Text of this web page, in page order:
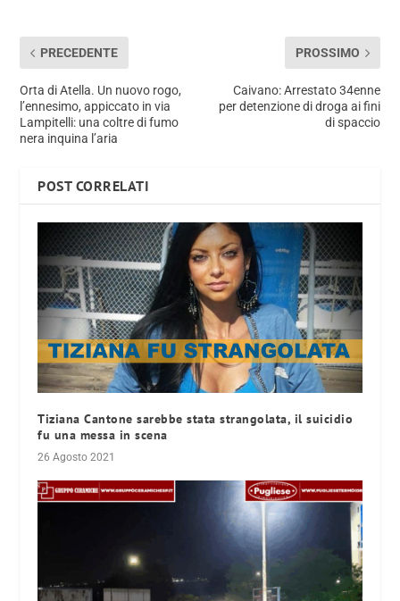
PRECEDENTE
Orta di Atella. Un nuovo rogo,
l’ennesimo, appiccato in via
Lampitelli: una coltre di fumo
nera inquina l’aria
PROSSIMO
Caivano: Arrestato 34enne
per detenzione di droga ai fini
di spaccio
POST CORRELATI
Tiziana Cantone sarebbe stata strangolata, il suicidio
fu una messa in scena
26 Agosto 2021